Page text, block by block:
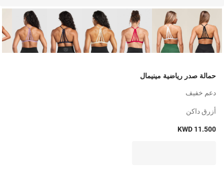
حمالة صدر رياضية مينيمال
دعم خفيف
أزرق داكن
KWD 11.500